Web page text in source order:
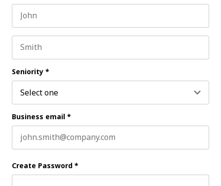
Seniority *
Business email *
Create Password *